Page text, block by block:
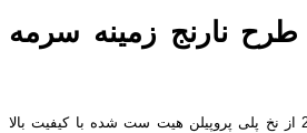
شانه طرح نارنج زمینه سرمه
فرش 700 شانه با تراکم 2550 از نخ پلی پروپیلن هیت ست شده با کیفیت بالا